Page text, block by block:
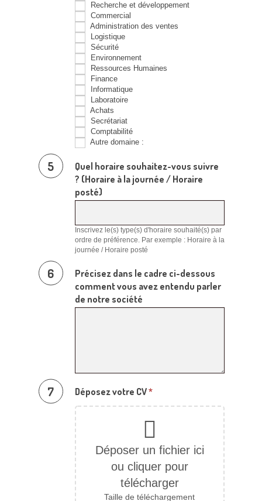
Recherche et développement
Commercial
Administration des ventes
Logistique
Sécurité
Environnement
Ressources Humaines
Finance
Informatique
Laboratoire
Achats
Secrétariat
Comptabilité
Autre domaine :
domaine
:
Quel horaire souhaitez-vous suivre
? (Horaire à la journée / Horaire
posté)
Inscrivez le(s) type(s) d'horaire souhaité(s) par
ordre de préférence. Par exemple : Horaire à la
journée / Horaire posté
Précisez dans le cadre ci-dessous
comment vous avez entendu parler
de notre société
Déposez votre CV*
Déposer un fichier ici
ou cliquer pour
télécharger
Taille de téléchargement